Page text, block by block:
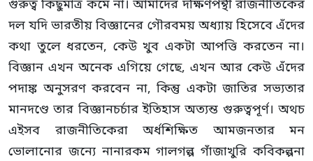
গুরুত্ব কিছুমাত্র কমে না। আমাদের দক্ষিণপন্থী রাজনীতিকের
দল যদি ভারতীয় বিজ্ঞানের গৌরবময় অধ্যায় হিসেবে এঁদের
কথা তুলে ধরতেন, কেউ খুব একটা আপত্তি করতেন না।
বিজ্ঞান এখন অনেক এগিয়ে গেছে, এখন আর কেউ এঁদের
পদাঙ্ক অনুসরণ করবেন না, কিন্তু একটা জাতির সভ্যতার
মানদণ্ডে তার বিজ্ঞানচর্চার ইতিহাস অত্যন্ত গুরুত্বপূর্ণ। অথচ
এইসব রাজনীতিকেরা অর্ধশিক্ষিত আমজনতার মন
ভোলানোর জন্যে নানারকম গালগল্প গাঁজাখুরি কবিকল্পনা